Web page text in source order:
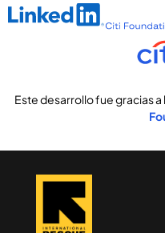
Este desarrollo fue gracias